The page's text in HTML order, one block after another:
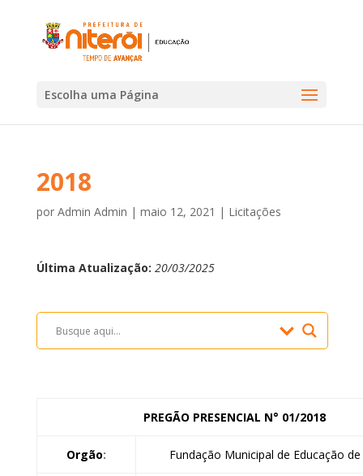
Escolha uma Página
2018
por Admin Admin | maio 12, 2021 | Licitações
Última Atualização: 20/03/2025
PREGÃO PRESENCIAL N° 01/2018
Orgão: Fundação Municipal de Educação